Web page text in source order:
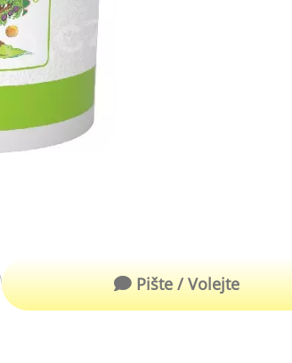
Arašídové ochucovací pasty
Kokosové ochucovací pasty
výrobu kvalitní zmrzliny
Ochucovací sušené ingredience
Ovocné pyré - 100% rozmixované
zralé ovoce
Doplňkové ingredience
Posypy pro dekoraci
Cukrářské polevy
Základy na dezerty
Pište / Volejte